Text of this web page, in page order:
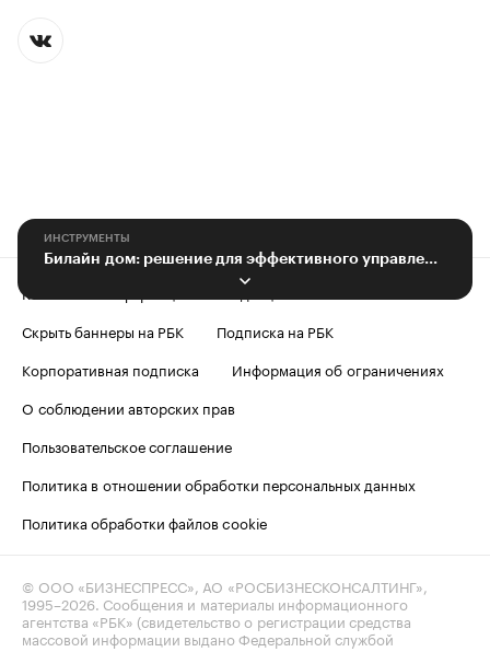
ИНСТРУМЕНТЫ
Билайн дом: решение для эффективного управления недвижимостью
Контактная информация
Редакция
Скрыть баннеры на РБК
Подписка на РБК
Корпоративная подписка
Информация об ограничениях
О соблюдении авторских прав
Пользовательское соглашение
Политика в отношении обработки персональных данных
Политика обработки файлов cookie
© ООО «БИЗНЕСПРЕСС», АО «РОСБИЗНЕСКОНСАЛТИНГ»,
1995–2026 . Сообщения и материалы информационного
агентства «РБК» (свидетельство о регистрации средства
массовой информации выдано Федеральной службой